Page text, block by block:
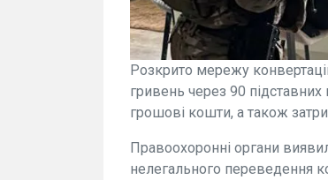
Розкрито мережу
гривень через 90
грошові кошти, а також
Правоохоронні органи
нелегального переведення